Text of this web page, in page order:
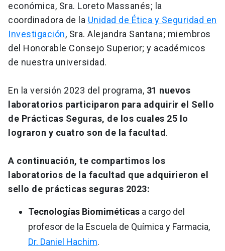
económica, Sra. Loreto Massanés; la
coordinadora de la Unidad de Ética y Seguridad en
Investigación, Sra. Alejandra Santana; miembros
del Honorable Consejo Superior; y académicos
de nuestra universidad.
En la versión 2023 del programa, 31 nuevos
laboratorios participaron para adquirir el Sello
de Prácticas Seguras, de los cuales 25 lo
lograron y cuatro son de la facultad .
A continuación, te compartimos los
laboratorios de la facultad que adquirieron el
sello de prácticas seguras 2023:
Tecnologías Biomiméticas a cargo del
profesor de la Escuela de Química y Farmacia,
Dr. Daniel Hachim.